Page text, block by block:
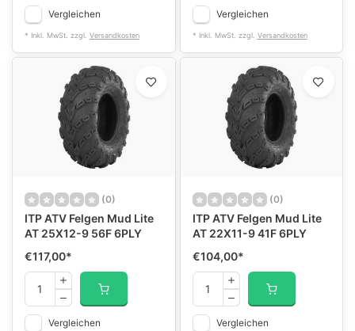
Vergleichen
* Inkl. MwSt. zzgl. Versandkosten
Vergleichen
* Inkl. MwSt. zzgl. Versandkosten
(0)
ITP ATV Felgen Mud Lite
AT 25X12-9 56F 6PLY
€117,00*
Vergleichen
(0)
ITP ATV Felgen Mud Lite
AT 22X11-9 41F 6PLY
€104,00*
Vergleichen